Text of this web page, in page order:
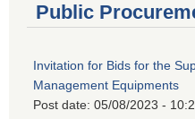
Public
Invitation for Bids for the
Management Equipments
Post date: 05/08/2023 -